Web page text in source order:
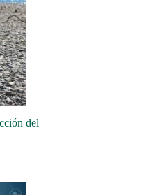
del